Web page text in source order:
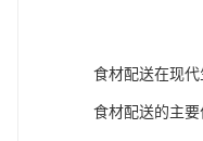
食材配送在现
食材配送的主要